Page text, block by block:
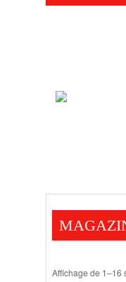
Affichage de 1–16